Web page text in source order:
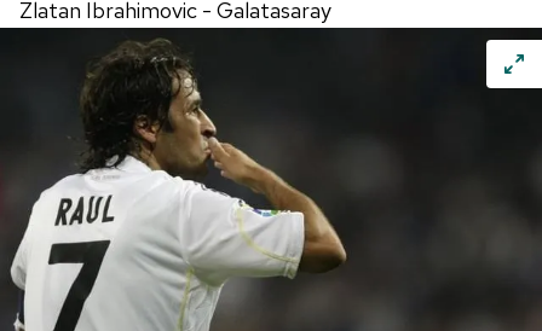
Zlatan Ibrahimovic - Galatasaray